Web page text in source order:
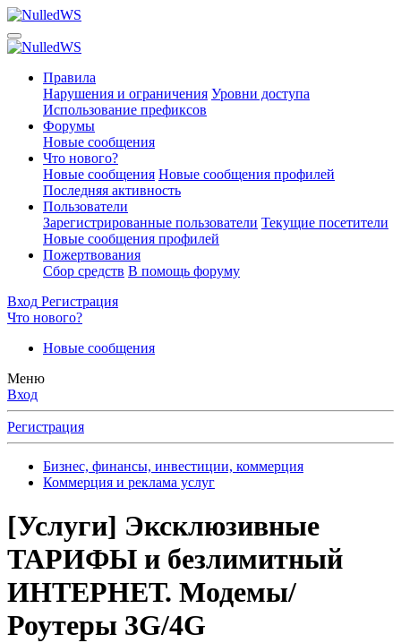
Правила
Нарушения и ограничения Уровни доступа
Использование префиксов
Форумы
Новые сообщения
Что нового?
Новые сообщения Новые сообщения профилей
Последняя активность
Пользователи
Зарегистрированные пользователи Текущие посетители
Новые сообщения профилей
Пожертвования
Сбор средств В помощь форуму
Вход Регистрация
Что нового?
Новые сообщения
Меню
Вход
Регистрация
Бизнес, финансы, инвестиции, коммерция
Коммерция и реклама услуг
[Услуги] Эксклюзивные
ТАРИФЫ и безлимитный
ИНТЕРНЕТ. Модемы/
Роутеры 3G/4G